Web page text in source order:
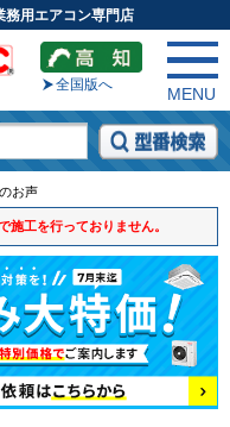
務用エアコン専門店
全国版へ
MENU
お声
工を行っておりません。